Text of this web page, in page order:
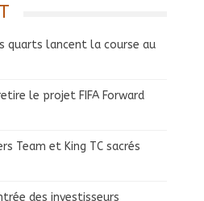
quarts lancent la course au
le projet FIFA Forward
Team et King TC sacrés
des investisseurs